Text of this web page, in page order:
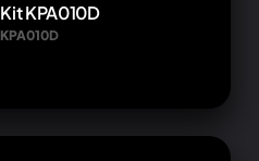
Kit KPA010D
KPA010D